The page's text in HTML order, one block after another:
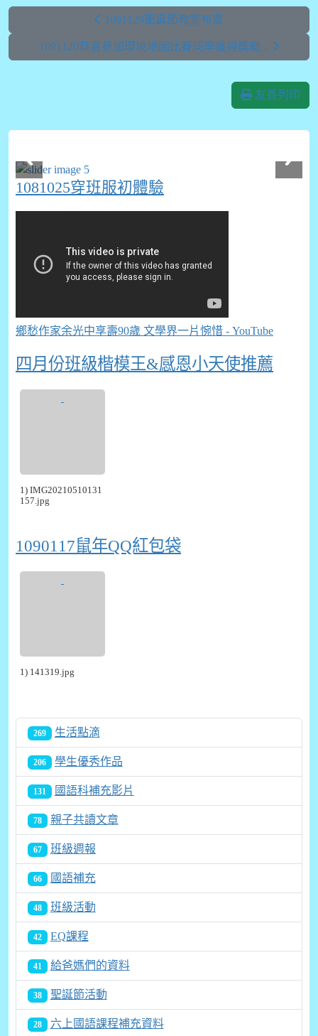
1091129聖誕節教室布置
1091120恭喜參加環境地圖比賽同學獲得獎勵...
友善列印
1081025穿班服初體驗
鄉愁作家余光中享壽90歲 文學界一片惋惜 - YouTube
四月份班級楷模王&感恩小天使推薦
1) IMG20210510131
157.jpg
1090117鼠年QQ紅包袋
1) 141319.jpg
269 生活點滴
206 學生優秀作品
131 國語科補充影片
78 親子共讀文章
67 班級週報
66 國語補充
48 班級活動
42 EQ課程
41 給爸媽們的資料
38 聖誕節活動
28 六上國語課程補充資料